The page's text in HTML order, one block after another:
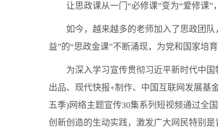
让思政课从一门“必修课”变为“爱修课”
如今，越来越多的老师加入了思政团队
益”的“思政金课”不断涌现，为党和国家培
为深入学习宣传贯彻习近平新时代中国
出品、现代快报+制作、中国互联网发展基
五季)网络主题宣传30集系列短视频通过全
创新创造的生动实践，激发广大网民特别